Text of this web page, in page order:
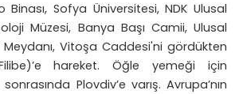
Binası, Sofya Üniversitesi, NDK Ulusal
Müzesi, Banya Başı Camii, Ulusal
Vitoşa Caddesi'ni gördükten
hareket. Öğle yemeği için
Plovdiv’e varış. Avrupa’nın